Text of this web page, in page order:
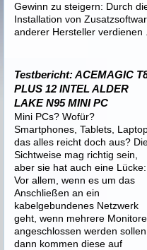
Gewinn zu steigern: Durch
Installation von
anderer Hersteller verdienen
Testbericht: ACEMAGIC
PLUS 12 INTEL ALDER
LAKE N95 MINI PC
Mini PCs? Wofür?
Smartphones, Tablets,
das alles reicht doch aus?
Sichtweise mag richtig sein,
aber sie hat auch eine Lücke:
Vor allem, wenn es um das
Anschließen an ein
kabelgebundenes Netzwerk
geht, wenn mehrere Monitore
angeschlossen werden sollen,
dann kommen diese auf